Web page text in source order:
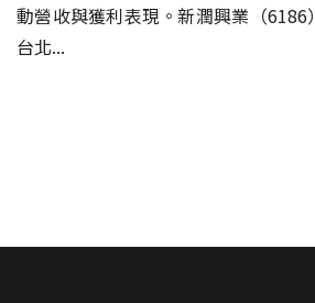
動營收與獲利表現。新潤興業（6186
台北...